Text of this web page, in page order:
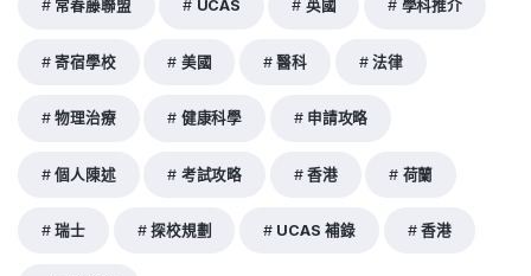
常春藤聯盟 UCAS 英國 學科推介
寄宿學校 美國 醫科 法律
物理治療 健康科學 申請攻略
個人陳述 考試攻略 香港 荷蘭
瑞士 探校規劃 UCAS 補錄 香港